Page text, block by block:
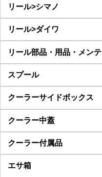
リール>シマノ
リール>ダイワ
リール部品・用品・メンテ
スプール
クーラーサイドボックス
クーラー中蓋
クーラー付属品
エサ箱